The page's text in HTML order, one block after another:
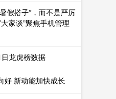
假搭子”，而不是严厉
家谈”聚焦手机管理
龙虎榜数据
好 新动能加快成长